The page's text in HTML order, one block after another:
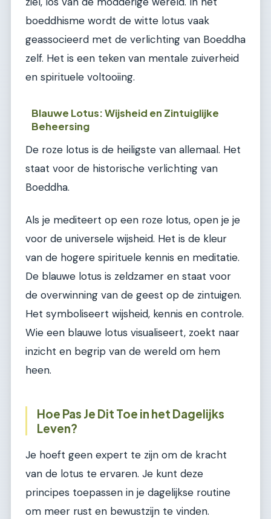
boeddhisme wordt de witte lotus vaak
geassocieerd met de verlichting van Boeddha
zelf. Het is een teken van mentale zuiverheid
en spirituele voltooiing.
Blauwe Lotus: Wijsheid en Zintuiglijke
Beheersing
De roze lotus is de heiligste van allemaal. Het
staat voor de historische verlichting van
Boeddha.
Als je mediteert op een roze lotus, open je je
voor de universele wijsheid. Het is de kleur
van de hogere spirituele kennis en meditatie.
De blauwe lotus is zeldzamer en staat voor
de overwinning van de geest op de zintuigen.
Het symboliseert wijsheid, kennis en controle.
Wie een blauwe lotus visualiseert, zoekt naar
inzicht en begrip van de wereld om hem
heen.
Hoe Pas Je Dit Toe in het Dagelijks
Leven?
Je hoeft geen expert te zijn om de kracht
van de lotus te ervaren. Je kunt deze
principes toepassen in je dagelijkse routine
om meer rust en bewustzijn te vinden.